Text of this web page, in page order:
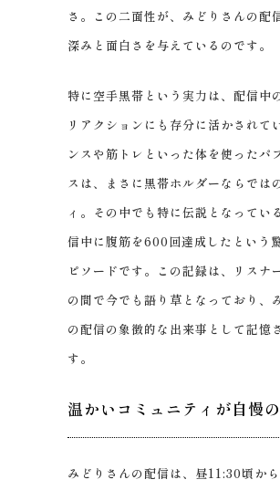
さ。この二面性が、みどりさんの配
深みと面白さを与えているのです。
特に空手黒帯という実力は、配信中
リアクションにも存分に活かされて
ンスや筋トレといった体を使ったパ
スは、まさに黒帯ホルダーならでは
ィ。その中でも特に伝説となってい
信中に腹筋を600回達成したという
ピソードです。この記録は、リスナ
の間で今でも語り草となっており、
の配信の象徴的な出来事として記憶
す。
温かいコミュニティが自慢
みどりさんの配信は、昼11:30頃か